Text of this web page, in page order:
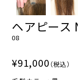
ヘアピース
08
¥91,000 （税込）